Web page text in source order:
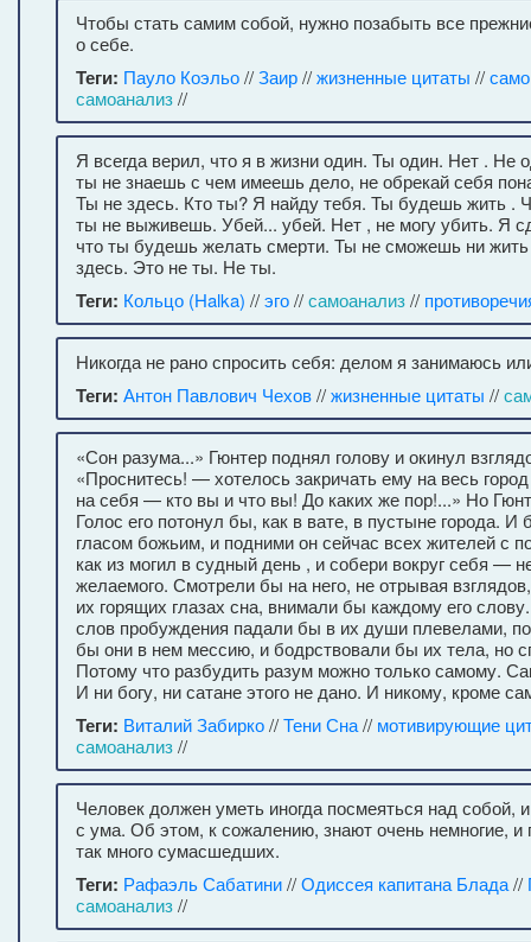
Чтобы стать самим собой, нужно позабыть все
о себе.
Теги: Пауло Коэльо//Заир//жизненные цитаты //
самоанализ//
Я всегда верил, что я в жизни один. Ты один. Нет . Не
ты не знаешь с чем имеешь дело, не обрекай себя
Ты не здесь. Кто ты? Я найду тебя. Ты будешь жить .
ты не выживешь. Убей... убей. Нет , не могу убить. Я
что ты будешь желать смерти. Ты не сможешь ни
здесь. Это не ты. Не ты.
Теги: Кольцо (Halka) //эго//самоанализ//
Никогда не рано спросить себя: делом я занимаюсь
Теги: Антон Павлович Чехов//жизненные цитаты //
«Сон разума...» Гюнтер поднял голову и окинул
«Проснитесь! — хотелось закричать ему на весь
на себя — кто вы и что вы! До каких же пор!...» Но
Голос его потонул бы, как в вате, в пустыне города. И
гласом божьим, и подними он сейчас всех жителей с
как из могил в судный день , и собери вокруг себя —
желаемого. Смотрели бы на него, не отрывая
их горящих глазах сна, внимали бы каждому его
слов пробуждения падали бы в их души плевелами,
бы они в нем мессию, и бодрствовали бы их тела, но
Потому что разбудить разум можно только самому.
И ни богу, ни сатане этого не дано. И никому, кроме
Теги: Виталий Забирко//Тени Сна// мотивирующие
самоанализ//
Человек должен уметь иногда посмеяться над собой,
с ума. Об этом, к сожалению, знают очень немногие, и
так много сумасшедших.
Теги: Рафаэль Сабатини//Одиссея капитана Блада//
самоанализ//